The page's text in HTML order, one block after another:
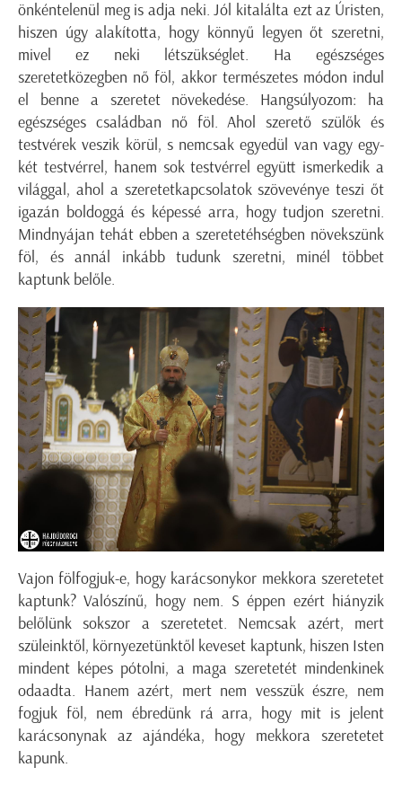
önkéntelenül meg is adja neki. Jól kitalálta ezt az Úristen,
hiszen úgy alakította, hogy könnyű legyen őt szeretni,
mivel ez neki létszükséglet. Ha egészséges
szeretetközegben nő föl, akkor természetes módon indul
el benne a szeretet növekedése. Hangsúlyozom: ha
egészséges családban nő föl. Ahol szerető szülők és
testvérek veszik körül, s nemcsak egyedül van vagy egy-
két testvérrel, hanem sok testvérrel együtt ismerkedik a
világgal, ahol a szeretetkapcsolatok szövevénye teszi őt
igazán boldoggá és képessé arra, hogy tudjon szeretni.
Mindnyájan tehát ebben a szeretetéhségben növekszünk
föl, és annál inkább tudunk szeretni, minél többet
kaptunk belőle.
Vajon fölfogjuk-e, hogy karácsonykor mekkora szeretetet
kaptunk? Valószínű, hogy nem. S éppen ezért hiányzik
belőlünk sokszor a szeretetet. Nemcsak azért, mert
szüleinktől, környezetünktől keveset kaptunk, hiszen Isten
mindent képes pótolni, a maga szeretetét mindenkinek
odaadta. Hanem azért, mert nem vesszük észre, nem
fogjuk föl, nem ébredünk rá arra, hogy mit is jelent
karácsonynak az ajándéka, hogy mekkora szeretetet
kapunk.